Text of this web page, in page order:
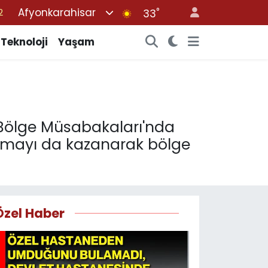
Afyonkarahisar 33°
Teknoloji Yaşam
Müsabakaları'nda
da kazanarak bölge
Haber